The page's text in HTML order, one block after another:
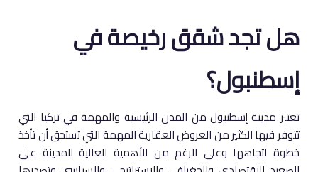
هل تجد شقق رخيصة في
إسطنبول؟
تعتبر مدينة إسطنبول من المدن الرئيسية والمهمة في تركيا التي
تتوفر فيها الكثير من العروض العقارية المهمة التي تستحق أن تأخذ
خطوة اتجاهها وعلى الرغم من الأهمية العالية للمدينة على